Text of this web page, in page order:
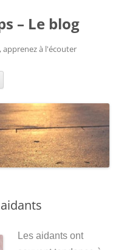
– Le blog
à l'écouter
Les aidants ont